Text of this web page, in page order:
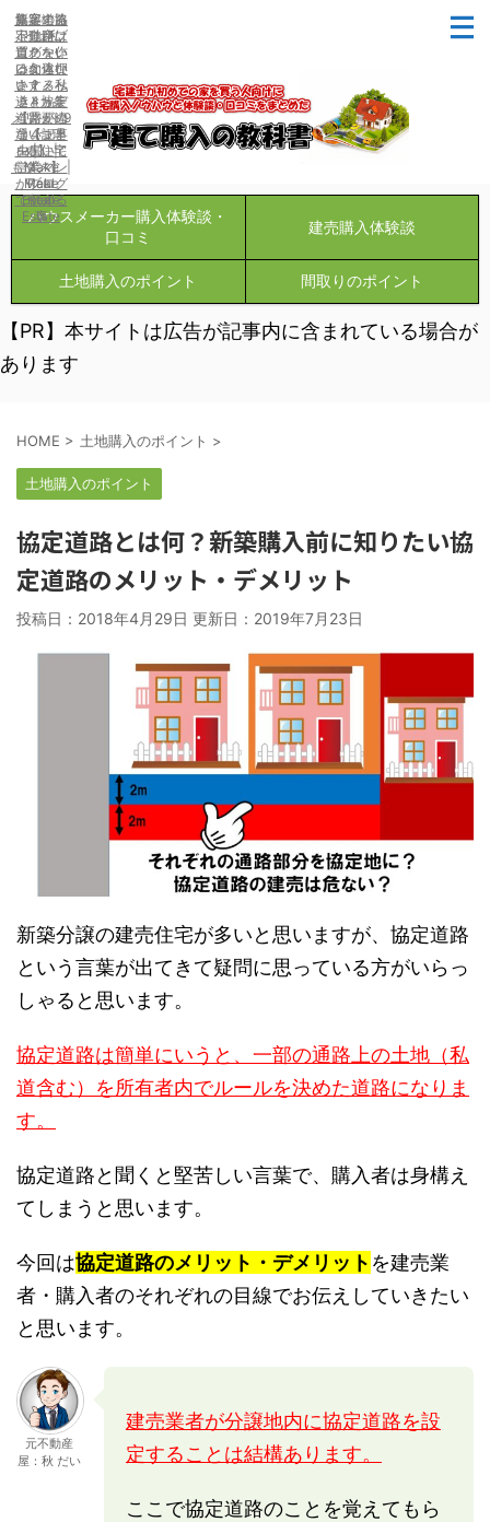
ハウスメーカー購入体験談・
口コミ
建売購入体験談
土地購入のポイント 間取りのポイント
【PR】本サイトは広告が記事内に含まれている場合が
あります
HOME > 土地購入のポイント >
土地購入のポイント
協定道路とは何？新築購入前に知りたい協
定道路のメリット・デメリット
投稿日：2018年4月29日 更新日： 2019年7月23日
新築分譲の建売住宅が多いと思いますが、協定道路
という言葉が出てきて疑問に思っている方がいらっ
しゃると思います。
協定道路は簡単にいうと、一部の通路上の土地（私
道含む）を所有者内でルールを決めた道路になりま
す。
協定道路と聞くと堅苦しい言葉で、購入者は身構え
てしまうと思います。
今回は協定道路のメリット・デメリット を建売業
者・購入者のそれぞれの目線でお伝えしていきたい
と思います。
元不動産
屋：秋 だい
建売業者が分譲地内に協定道路を設
定することは結構あります。
ここで協定道路のことを覚えてもら
集客する
不動産ブ
ログを作
るなら押
さえるべ
き4カ条
【需要の
ない記事
を書いて
もダメ】 |
Make
Real
Estate
新築の協
定道路は
買わない
は勿体な
い？メリ
ット・デ
メリット9
選【まと
め】 |
Make
Real
Estate
協定道路
とは私
道？☜い
いえ違い
ます。私
道と協定
道路が違
う4つ理
由 | 住宅
営業マン
がブログ
で伝える
事